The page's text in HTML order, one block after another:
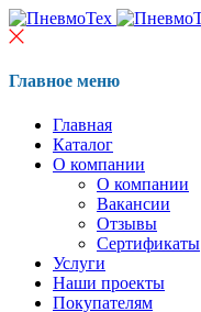
Главное меню
Главная
Каталог
О компании
О компании
Вакансии
Отзывы
Сертификаты
Услуги
Наши проекты
Покупателям